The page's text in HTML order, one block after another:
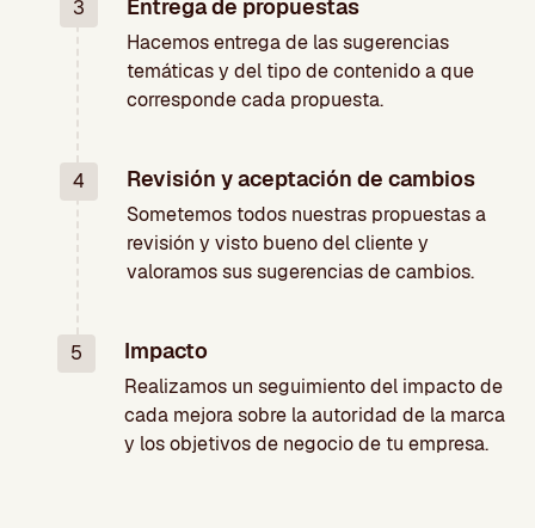
3 Entrega de propuestas
Hacemos entrega de las sugerencias
temáticas y del tipo de contenido a que
corresponde cada propuesta.
4 Revisión y aceptación de cambios
Sometemos todos nuestras propuestas a
revisión y visto bueno del cliente y
valoramos sus sugerencias de cambios.
5 Impacto
Realizamos un seguimiento del impacto de
cada mejora sobre la autoridad de la marca
y los objetivos de negocio de tu empresa.